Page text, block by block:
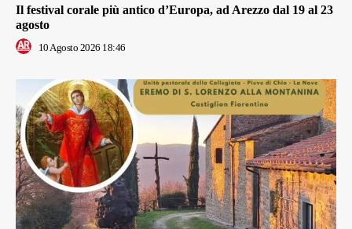
Il festival corale più antico d’Europa, ad Arezzo dal 19 al 23
agosto
10 Agosto 2026 18:46